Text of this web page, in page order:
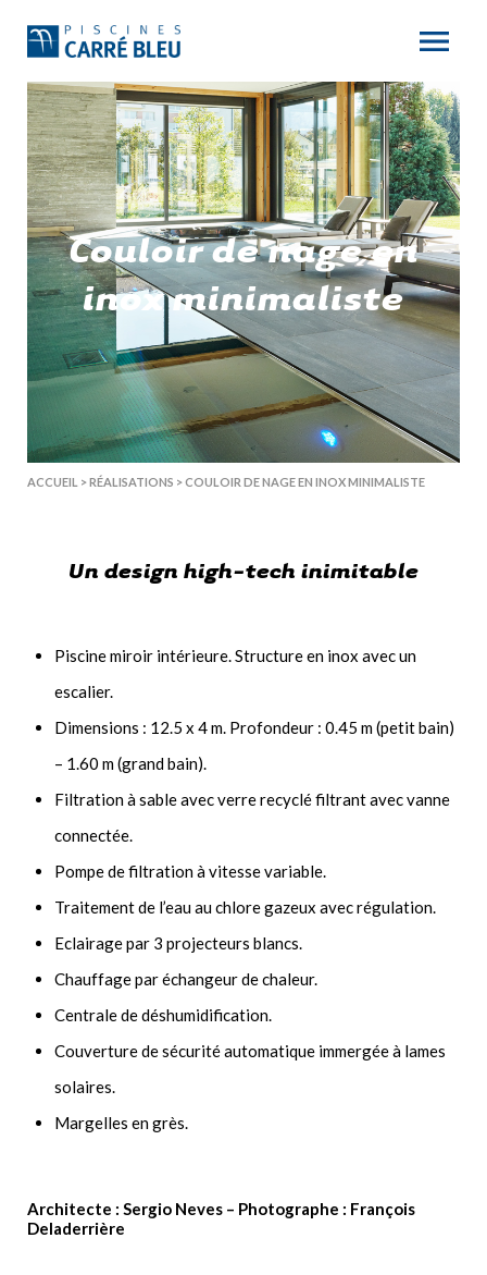
Couloir de nage en
inox minimaliste
ACCUEIL >RÉALISATIONS >COULOIR DE NAGE EN INOX MINIMALISTE
Un design high-tech inimitable
Piscine miroir intérieure. Structure en inox avec un
escalier.
Dimensions : 12.5 x 4 m. Profondeur : 0.45 m (petit bain)
– 1.60 m (grand bain).
Filtration à sable avec verre recyclé filtrant avec vanne
connectée.
Pompe de filtration à vitesse variable.
Traitement de l’eau au chlore gazeux avec régulation.
Eclairage par 3 projecteurs blancs.
Chauffage par échangeur de chaleur.
Centrale de déshumidification.
Couverture de sécurité automatique immergée à lames
solaires.
Margelles en grès.
Architecte : Sergio Neves – Photographe : François
Deladerrière